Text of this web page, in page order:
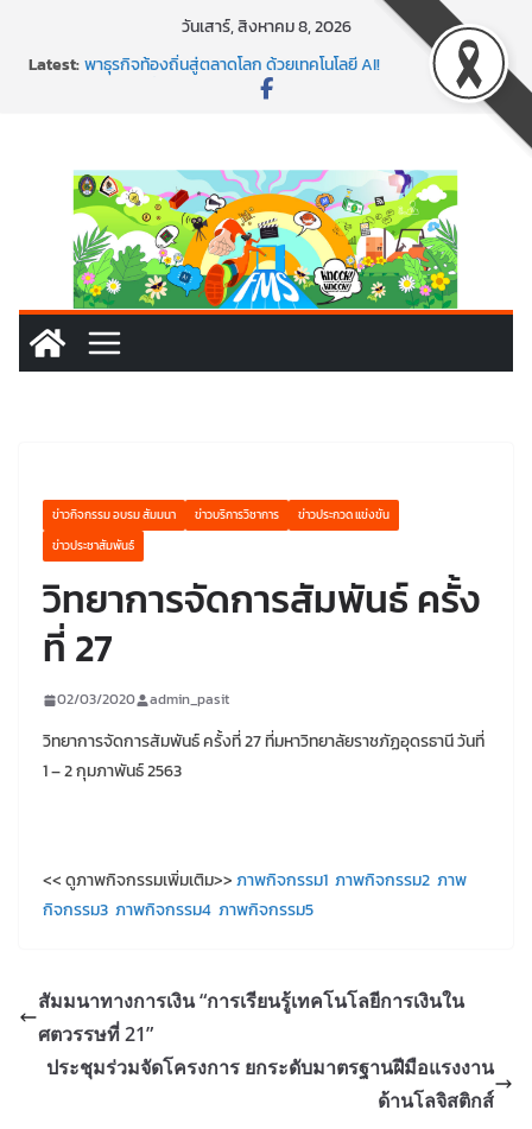
วันเสาร์, สิงหาคม 8, 2026
Latest:พร้อมลุยแล้ว! ปักหมุดโรดแมป AI อัปสกิลธุรกิจให้พุ่งทะยาน
พาธุรกิจท้องถิ่นสู่ตลาดโลก ด้วยเทคโนโลยี AI!
SMEs ยุคนี้ ถ้าไม่ใช้ AI ถือว่าพลาดมาก!
นอกจากเทคโนโลยีจะล้ำ หัวใจคนทำธุรกิจก็ต้องสตรอง!
ข่าวกิจกรรม อบรม สัมมนา ข่าวบริการวิชาการ
ข่าวประกวด แข่งขัน
ข่าวประชาสัมพันธ์
วิทยาการจัดการสัมพันธ์ ครั้ง
ที่ 27
02/03/2020 admin_pasit
วิทยาการจัดการสัมพันธ์ ครั้งที่ 27 ที่มหาวิทยาลัยราชภัฏอุดรธานี วันที่
1 – 2 กุมภาพันธ์ 2563
<< ดูภาพกิจกรรมเพิ่มเติม>>ภาพกิจกรรม1 ภาพกิจกรรม2 ภาพ
กิจกรรม3 ภาพกิจกรรม4 ภาพกิจกรรม5
สัมมนาทางการเงิน “การเรียนรู้เทคโนโลยีการเงินใน
ศตวรรษที่ 21”
ประชุมร่วมจัดโครงการ ยกระดับมาตรฐานฝีมือแรงงาน
ด้านโลจิสติกส์